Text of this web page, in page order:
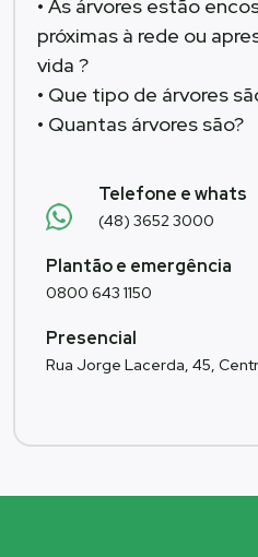
• As árvores estão
próximas à rede ou
vida ?
• Que tipo de árvores
• Quantas árvores são?
Telefone e whats
(48) 3652 3000
Plantão e emergência
0800 643 1150
Presencial
Rua Jorge Lacerda, 45,